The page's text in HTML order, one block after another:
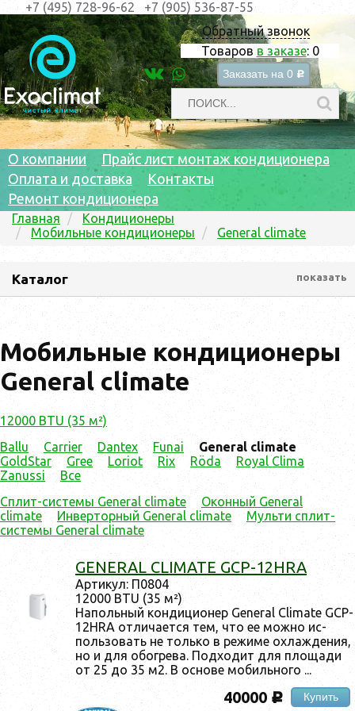
Обратный звонок
Товаров в заказе: 0
Заказать на 0 c
+7 (495) 728-96-62 +7 (905) 536-87-55
О компании
Прайс лист монтаж кондиционера
Оплата и доставка
Контакты
Ремонт кондиционера
Главная
Кондиционеры
Мобильные кондиционеры
General climate
Каталог показать
Мобильные кондиционеры
General climate
12000 BTU (35 м²)
Ballu
Carrier Dantex Funai
General climate
GoldStar
Gree Loriot Rix Röda
Royal Clima
Zanussi
Все
Сплит-системы General climate
Оконный General
climate
Инверторный General climate
Мульти сплит-
системы General climate
GENERAL CLIMATE GCP-12HRA
Ар­ти­кул: П0804
12000 BTU (35 м²)
На­поль­ный кон­ди­ци­онер General Climate GCP-
12HRA от­ли­ча­ет­ся тем, что ее мож­но ис­
поль­зо­вать не толь­ко в ре­жиме ох­лажде­ния,
но и для обог­ре­ва. Под­хо­дит для пло­щади
от 25 до 35 м2. В ос­но­ве мо­биль­но­го ...
40000 c Купить